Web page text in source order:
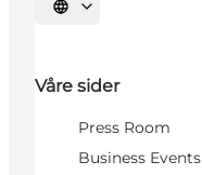
Velg språk
Våre sider
Press Room
Business Events